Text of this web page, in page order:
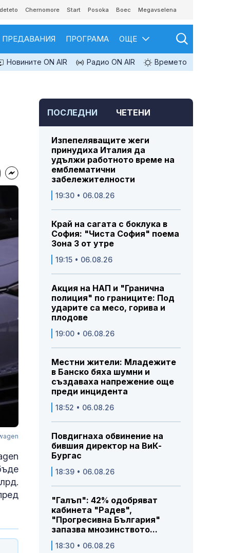
Chernomore Start Posoka Boec Megavselena
ПРЕДАВАНИЯ ПРОГРАМА ОЩЕ
Новините ON AIR Радио ON AIR Времето
ПОСЛЕДНИ ЧЕТЕНИ
Изпепеляващите жеги
принудиха Италия да
удължи работното време на
емблематични
забележителности
19:30 • 06.08.26
Край на сагата с боклука в
София: "Чиста София" поема
Зона 3 от утре
19:15 • 06.08.26
Акция на НАП и "Гранична
полиция" по границите: Под
ударите са месо, горива и
плодове
19:00 • 06.08.26
Местни жители: Младежите
в Банско бяха шумни и
създаваха напрежение още
преди инцидента
18:52 • 06.08.26
Повдигнаха обвинение на
бившия директор на ВиК-
Бургас
18:39 • 06.08.26
"Галъп": 42% одобряват
кабинета "Радев",
"Прогресивна България"
запазва мнозинството...
18:30 • 06.08.26